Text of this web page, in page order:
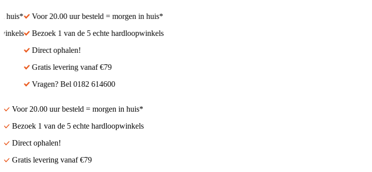
huis*
Voor 20.00 uur besteld = morgen in huis*
Bezoek 1 van de 5 echte hardloopwinkels
Direct ophalen!
Gratis levering vanaf €79
Vragen? Bel 0182 614600
Voor 20.00 uur besteld = morgen in huis*
Bezoek 1 van de 5 echte hardloopwinkels
Direct ophalen!
Gratis levering vanaf €79